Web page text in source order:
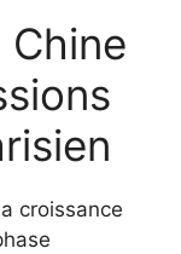
croissance